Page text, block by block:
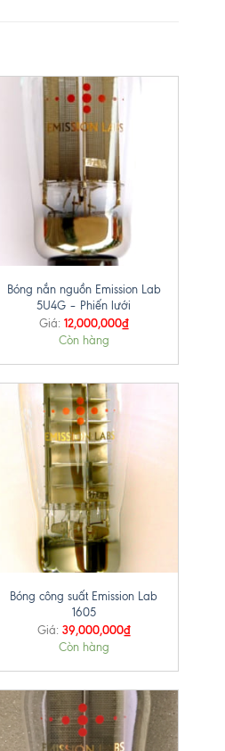
Bóng nắn nguồn Emission Lab
5U4G – Phiến lưới
Giá: 12,000,000₫
Còn hàng
Bóng công suất Emission Lab
1605
Giá: 39,000,000₫
Còn hàng